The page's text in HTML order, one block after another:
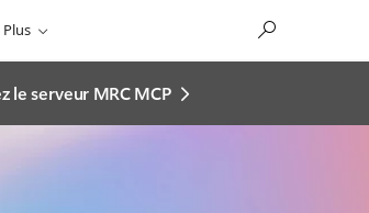
Plus
le serveur MRC MCP